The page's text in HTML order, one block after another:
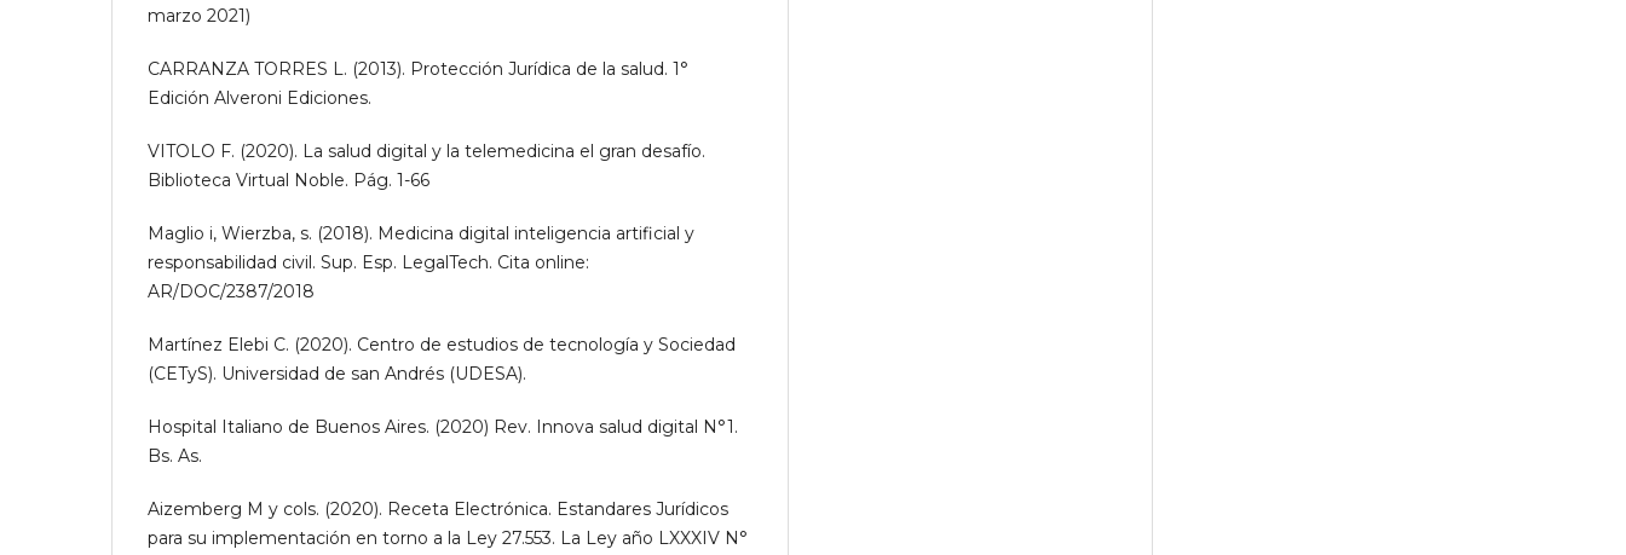
marzo 2021)
CARRANZA TORRES L. (2013). Protección Jurídica de la salud. 1°
Edición Alveroni Ediciones.
VITOLO F. (2020). La salud digital y la telemedicina el gran desafío.
Biblioteca Virtual Noble. Pág. 1-66
Maglio i, Wierzba, s. (2018). Medicina digital inteligencia artificial y
responsabilidad civil. Sup. Esp. LegalTech. Cita online:
AR/DOC/2387/2018
Martínez Elebi C. (2020). Centro de estudios de tecnología y Sociedad
(CETyS). Universidad de san Andrés (UDESA).
Hospital Italiano de Buenos Aires. (2020) Rev. Innova salud digital N°1.
Bs. As.
Aizemberg M y cols. (2020). Receta Electrónica. Estandares Jurídicos
para su implementación en torno a la Ley 27.553. La Ley año LXXXIV N°